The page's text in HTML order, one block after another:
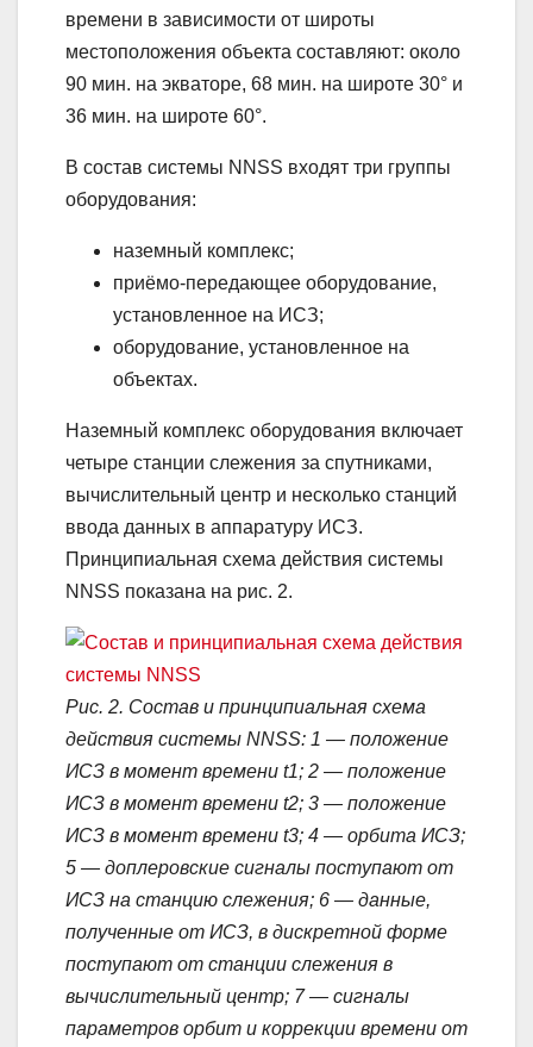
времени в зависимости от широты
местоположения объекта составляют: около
90 мин. на экваторе, 68 мин. на широте 30° и
36 мин. на широте 60°.
В состав системы NNSS входят три группы
оборудования:
наземный комплекс;
приёмо-передающее оборудование,
установленное на ИСЗ;
оборудование, установленное на
объектах.
Наземный комплекс оборудования включает
четыре станции слежения за спутниками,
вычислительный центр и несколько станций
ввода данных в аппаратуру ИСЗ.
Принципиальная схема действия системы
NNSS показана на рис. 2.
Рис. 2. Состав и принципиальная схема
действия системы NNSS: 1 — положение
ИСЗ в момент времени t1; 2 — положение
ИСЗ в момент времени t2; 3 — положение
ИСЗ в момент времени t3; 4 — орбита ИСЗ;
5 — доплеровские сигналы поступают от
ИСЗ на станцию слежения; 6 — данные,
полученные от ИСЗ, в дискретной форме
поступают от станции слежения в
вычислительный центр; 7 — сигналы
параметров орбит и коррекции времени от